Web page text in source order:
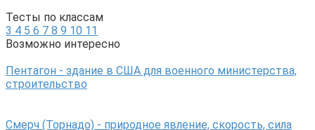
Тесты по классам
3 4 5 6 7 8 9 10 11
Возможно интересно
Пентагон - здание в США для военного министерства,
строительство
Смерч (Торнадо) - природное явление, скорость, сила